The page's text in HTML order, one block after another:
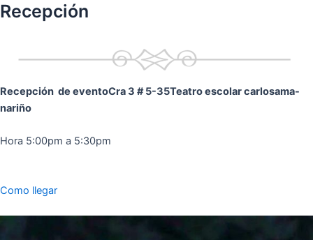
Recepción
Recepción de eventoCra 3 # 5-35Teatro escolar carlosama-
nariño
Hora 5:00pm a 5:30pm
Como llegar